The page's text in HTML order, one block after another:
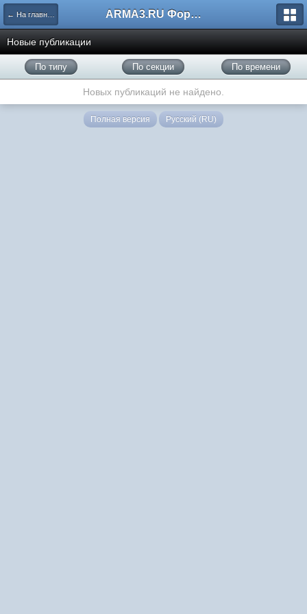
← На главную ARMA3.RU Форум
Новые публикации
По типу По секции По времени
Новых публикаций не найдено.
Полная версия Русский (RU)